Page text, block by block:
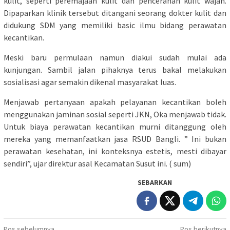
Dipaparkan klinik tersebut ditangani seorang dokter kulit dan
didukung SDM yang memiliki basic ilmu bidang perawatan
kecantikan.
Meski baru permulaan namun diakui sudah mulai ada
kunjungan. Sambil jalan pihaknya terus bakal melakukan
sosialisasi agar semakin dikenal masyarakat luas.
Menjawab pertanyaan apakah pelayanan kecantikan boleh
menggunakan jaminan sosial seperti JKN, Oka menjawab tidak.
Untuk biaya perawatan kecantikan murni ditanggung oleh
mereka yang memanfaatkan jasa RSUD Bangli. ” Ini bukan
perawatan kesehatan, ini konteksnya estetis, mesti dibayar
sendiri”, ujar direktur asal Kecamatan Susut ini. ( sum)
SEBARKAN